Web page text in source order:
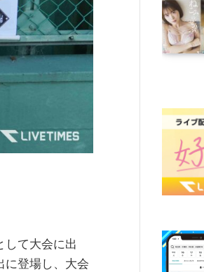
して大会に出
に登場し、大会